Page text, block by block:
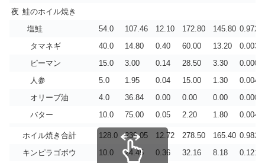
夜 鮭のホイル焼き
塩鮭
54.0 107.46 12.10 172.80 145.80 0.972
タマネギ
40.0 14.80 0.40 60.00 13.20
0.003
ピーマン
15.0 3.00 0.14 28.50 3.30
0.000
人参
5.0 1.95 0.04 15.00 1.30
0.004
オリーブ油
4.0 36.84 0.00 0.00 0.00
0.000
バター
10.0 75.00 0.05 2.20 1.80 0.004
ホイル焼き合計 128.0 239.05 12.72 278.50 165.40 0.982
キンピラゴボウ
10.0 24.45 0.36 32.16 8.18
0.121